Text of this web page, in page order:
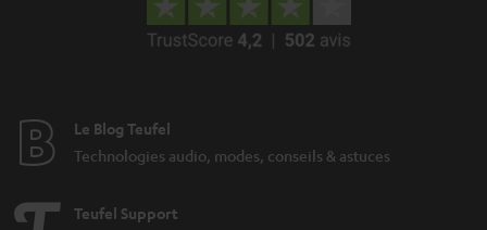
Le Blog Teufel
Technologies audio, modes, conseils & astuces
Teufel Support